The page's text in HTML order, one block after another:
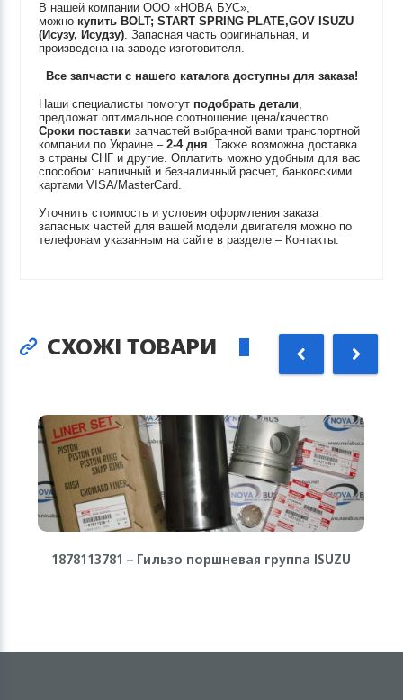
В нашей компании ООО «НОВА БУС»,
можно купить BOLT; START SPRING PLATE,GOV ISUZU
(Исузу, Исудзу). Запасная часть оригинальная, и
произведена на заводе изготовителя.
Все запчасти с нашего каталога доступны для заказа!
Наши специалисты помогут подобрать детали,
предложат оптимальное соотношение цена/качество.
Сроки поставки запчастей выбранной вами транспортной
компании по Украине –2-4 дня. Также возможна доставка
в страны СНГ и другие. Оплатить можно удобным для вас
способом: наличный и безналичный расчет, банковскими
картами VISA/MasterCard.
Уточнить стоимость и условия оформления заказа
запасных частей для вашей модели двигателя можно по
телефонам указанным на сайте в разделе – Контакты.
СХОЖІ ТОВАРИ
1878113781 – Гильзо поршневая группа ISUZU